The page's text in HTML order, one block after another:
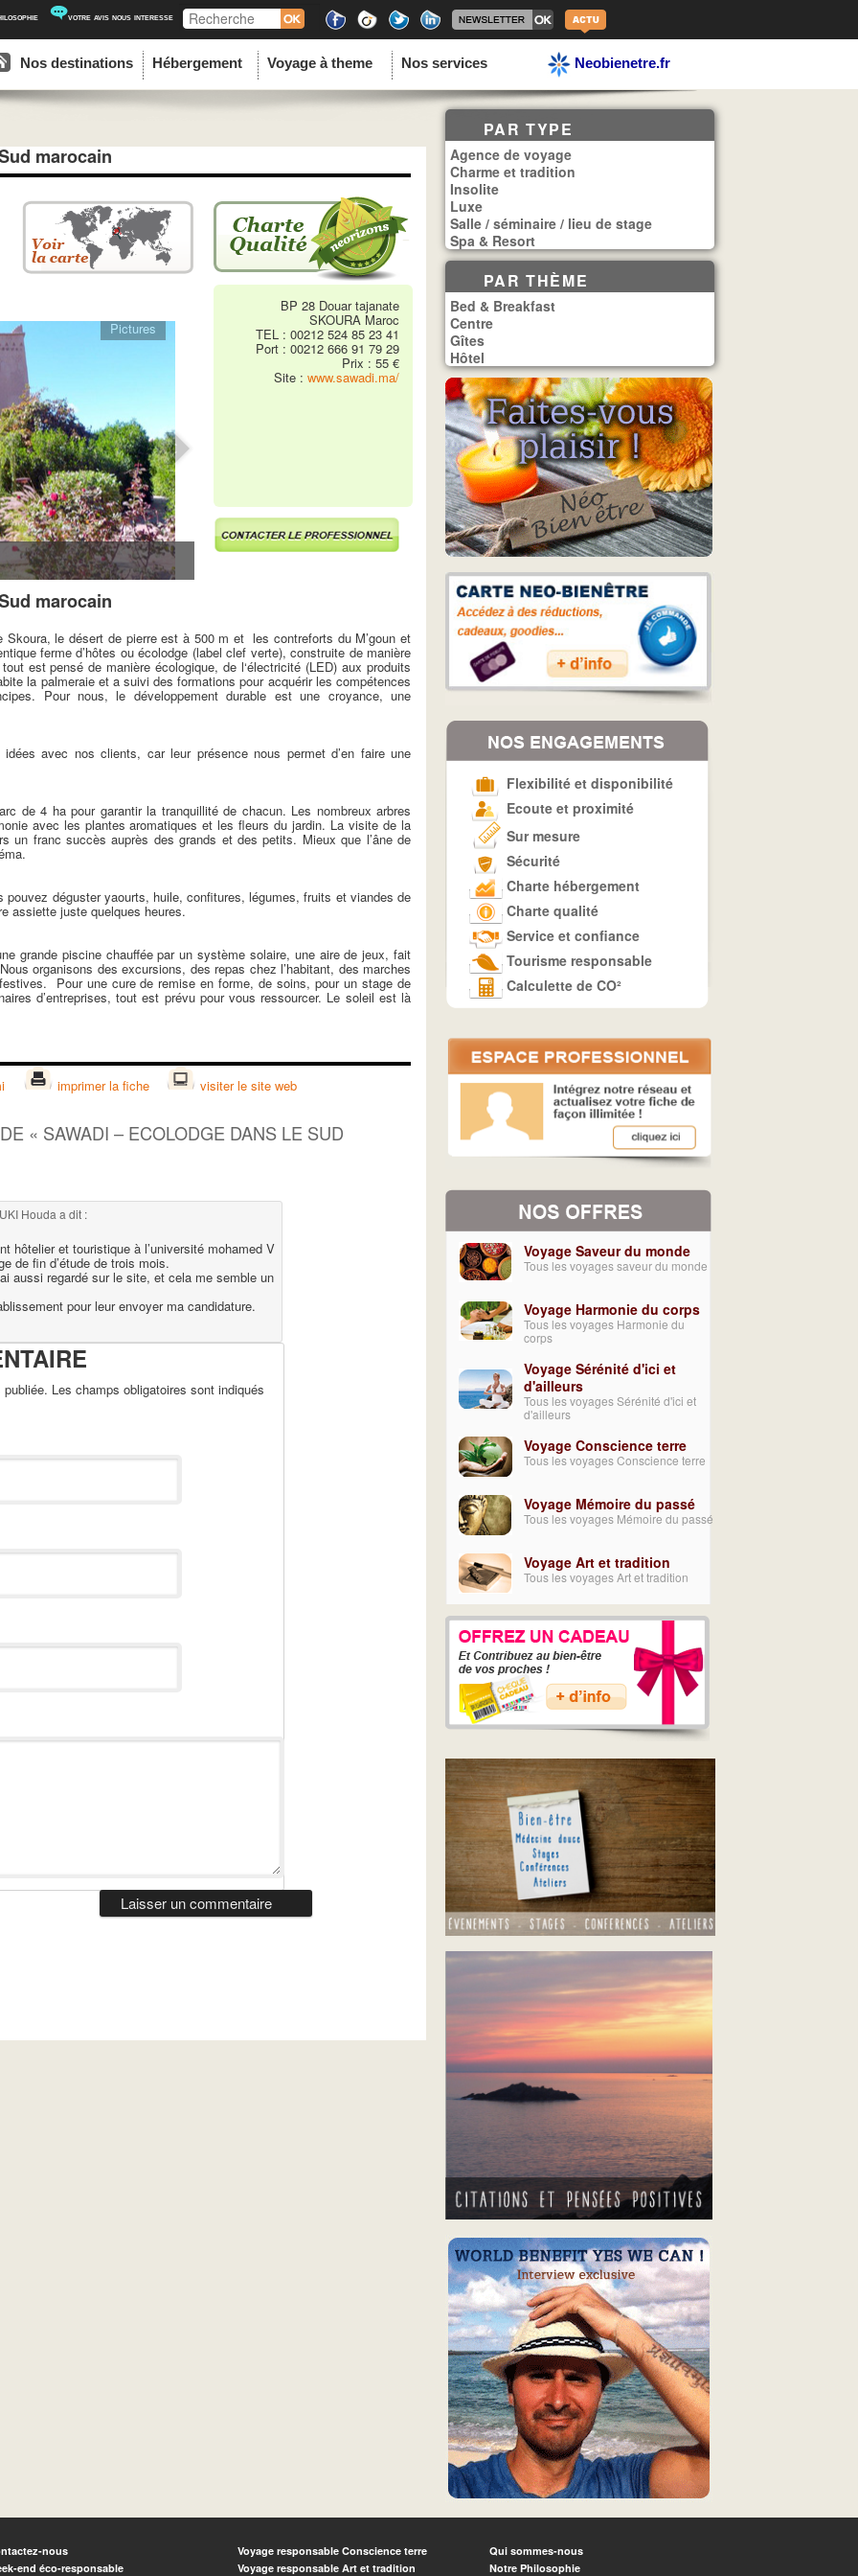
votre avis nous interesse
Recherche
contenu principal
contenu secondaire
Nos destinations Hébergement Voyage à theme Nos services Neobienetre.fr
Pictures
marocain
BP 28 Douar tajanate
SKOURA Maroc
TEL : 00212 524 85 23 41
Port : 00212 666 91 79 29
Prix : 55 €
Site : www.sawadi.ma/
marocain
Skoura, le désert de pierre est à 500 m et les contreforts du M’goun et
ferme d’hôtes ou écolodge (label clef verte), construite de manière
est pensé de manière écologique, de l‘électricité (LED) aux produits
la palmeraie et a suivi des formations pour acquérir les compétences
Pour nous, le développement durable est une croyance, une
avec nos clients, car leur présence nous permet d’en faire une
de 4 ha pour garantir la tranquillité de chacun. Les nombreux arbres
avec les plantes aromatiques et les fleurs du jardin. La visite de la
un franc succès auprès des grands et des petits. Mieux que l’âne de
pouvez déguster yaourts, huile, confitures, légumes, fruits et viandes de
assiette juste quelques heures.
grande piscine chauffée par un système solaire, une aire de jeux, fait
organisons des excursions, des repas chez l’habitant, des marches
Pour une cure de remise en forme, de soins, pour un stage de
d’entreprises, tout est prévu pour vous ressourcer. Le soleil est là
imprimer la fiche visiter le site web
« SAWADI – ECOLODGE DANS LE SUD
Houda a dit :
hôtelier et touristique à l’université mohamed V
de fin d’étude de trois mois.
aussi regardé sur le site, et cela me semble un
pour leur envoyer ma candidature.
Les champs obligatoires sont indiqués
PAR TYPE
Agence de voyage
Charme et tradition
Insolite
Luxe
Salle / séminaire / lieu de stage
Spa & Resort
PAR THÈME
Bed & Breakfast
Centre
Gîtes
Hôtel
Flexibilité et disponibilité
Ecoute et proximité
Sur mesure
Sécurité
Charte hébergement
Charte qualité
Service et confiance
Tourisme responsable
Calculette de CO²
Voyage Saveur du monde
Tous les voyages saveur du monde
Voyage Harmonie du corps
Tous les voyages Harmonie du
corps
Voyage Sérénité d'ici et
d'ailleurs
Tous les voyages Sérénité d'ici et
d'ailleurs
Voyage Conscience terre
Tous les voyages Conscience terre
Voyage Mémoire du passé
Tous les voyages Mémoire du passé
Voyage Art et tradition
Tous les voyages Art et tradition
nous
end éco-responsable
Voyage responsable Conscience terre
Voyage responsable Art et tradition
Qui sommes-nous
Notre Philosophie